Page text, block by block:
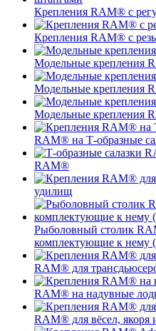
Крепления RAM® c
Крепления RAM® с
Модельные крепления
Модельные крепления
Модельные крепления
RAM® на Т-образные
RAM®
удилищ
Рыболовный столик
комплектующие к нему
RAM® для
RAM® на надувные
RAM® для вёсел, якоря